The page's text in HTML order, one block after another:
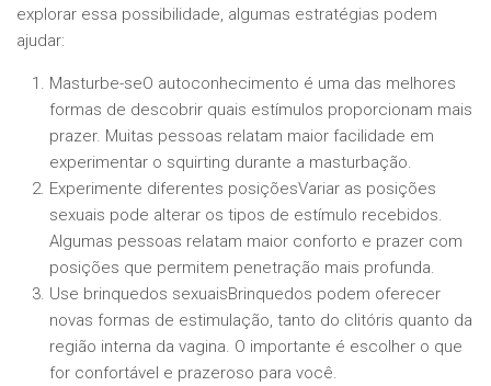
explorar essa possibilidade, algumas estratégias podem
ajudar:
Masturbe-seO autoconhecimento é uma das melhores
formas de descobrir quais estímulos proporcionam mais
prazer. Muitas pessoas relatam maior facilidade em
experimentar o squirting durante a masturbação.
Experimente diferentes posiçõesVariar as posições
sexuais pode alterar os tipos de estímulo recebidos.
Algumas pessoas relatam maior conforto e prazer com
posições que permitem penetração mais profunda.
Use brinquedos sexuaisBrinquedos podem oferecer
novas formas de estimulação, tanto do clitóris quanto da
região interna da vagina. O importante é escolher o que
for confortável e prazeroso para você.